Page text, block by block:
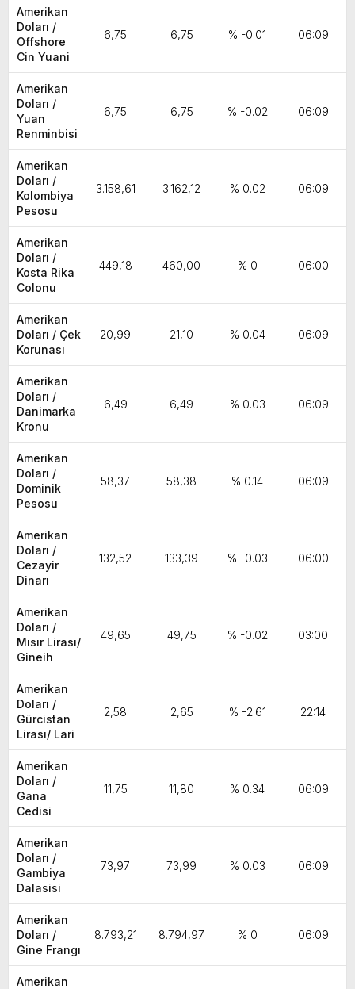
Amerikan
Doları /
Offshore
Cin Yuani
6,75 6,75 % -0.01 06:09
Amerikan
Doları /
Yuan
Renminbisi
6,75 6,75 % -0.02 06:09
Amerikan
Doları /
Kolombiya
Pesosu
3.158,61 3.162,12 % 0.02 06:09
Amerikan
Doları /
Kosta Rika
Colonu
449,18 460,00 % 0 06:00
Amerikan
Doları / Çek
Korunası
20,99 21,10 % 0.04 06:09
Amerikan
Doları /
Danimarka
Kronu
6,49 6,49 % 0.03 06:09
Amerikan
Doları /
Dominik
Pesosu
58,37 58,38 % 0.14 06:09
Amerikan
Doları /
Cezayir
Dinarı
132,52 133,39 % -0.03 06:00
Amerikan
Doları /
Mısır Lirası/
Gineih
49,65 49,75 % -0.02 03:00
Amerikan
Doları /
Gürcistan
Lirası/ Lari
2,58 2,65 % -2.61 22:14
Amerikan
Doları /
Gana
Cedisi
11,75 11,80 % 0.34 06:09
Amerikan
Doları /
Gambiya
Dalasisi
73,97 73,99 % 0.03 06:09
Amerikan
Doları /
Gine Frangı
8.793,21 8.794,97 % 0 06:09
Amerikan